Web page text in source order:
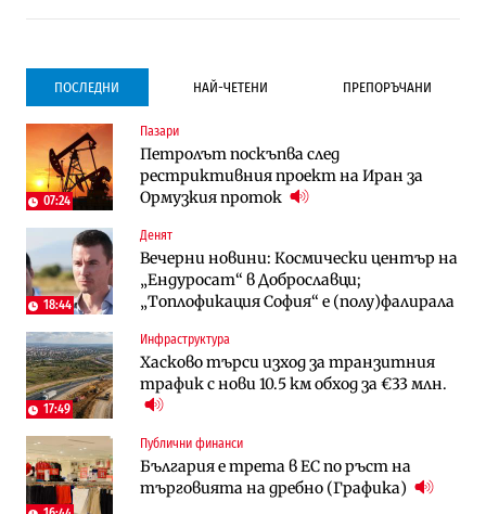
ПОСЛЕДНИ НАЙ-ЧЕТЕНИ ПРЕПОРЪЧАНИ
07:24
Пазари
Петролът поскъпва след
рестриктивния проект на Иран за
Ормузкия проток
18:44
Денят
Вечерни новини: Космически център на
„Ендуросат“ в Доброславци;
„Топлофикация София“ e (полу)фалирала
17:49
Инфраструктура
Хасково търси изход за транзитния
трафик с нови 10.5 км обход за €33 млн.
Публични финанси
България е трета в ЕС по ръст на
търговията на дребно (Графика)
Градоустройство
Столична община избра изпълнител за
преместването на трамвайното
трасе по бул. „Скобелев“
Компании
Vivacom предлага над 150 устройства с
90% отстъпка през август
Енергетика
АЕЦ „Козлодуй“ ще работи само още
няколко седмици, ако сушата продължи
Digi&AI
Трафикът толкова е намалял, че големи
медии обмислят да се откажат
Компании
Vivacom предлага над 150 устройства с
90% отстъпка през август
To:know
Последни дни с обозначаване на цените
в лева: Какво предстои?
Градоустройство
Столична община избра изпълнител за
преместването на трамвайното
трасе по бул. „Скобелев“
Отрасли
Жилищата в България поскъпват при
намаляващо население и все повече